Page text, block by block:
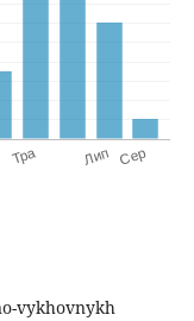
vykhovnykh